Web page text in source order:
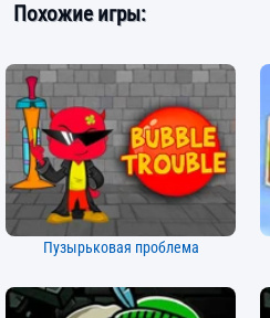
Похожие игры:
Пузырьковая проблема